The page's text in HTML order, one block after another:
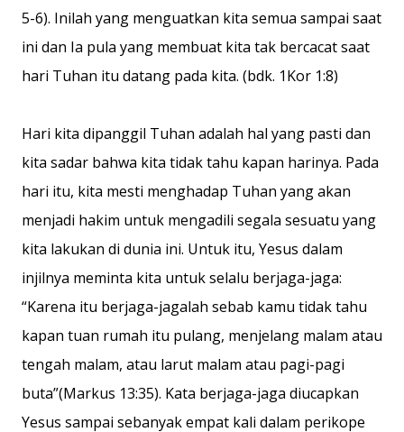
5-6). Inilah yang menguatkan kita semua sampai saat
ini dan Ia pula yang membuat kita tak bercacat saat
hari Tuhan itu datang pada kita. (bdk. 1Kor 1:8)
Hari kita dipanggil Tuhan adalah hal yang pasti dan
kita sadar bahwa kita tidak tahu kapan harinya. Pada
hari itu, kita mesti menghadap Tuhan yang akan
menjadi hakim untuk mengadili segala sesuatu yang
kita lakukan di dunia ini. Untuk itu, Yesus dalam
injilnya meminta kita untuk selalu berjaga-jaga:
“Karena itu berjaga-jagalah sebab kamu tidak tahu
kapan tuan rumah itu pulang, menjelang malam atau
tengah malam, atau larut malam atau pagi-pagi
buta”(Markus 13:35). Kata berjaga-jaga diucapkan
Yesus sampai sebanyak empat kali dalam perikope